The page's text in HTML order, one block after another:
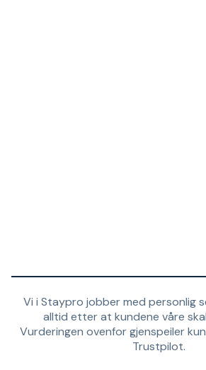
Vi i Staypro jobber med personlig
alltid etter at kundene våre
Vurderingen ovenfor gjenspeiler
Trustpilot.